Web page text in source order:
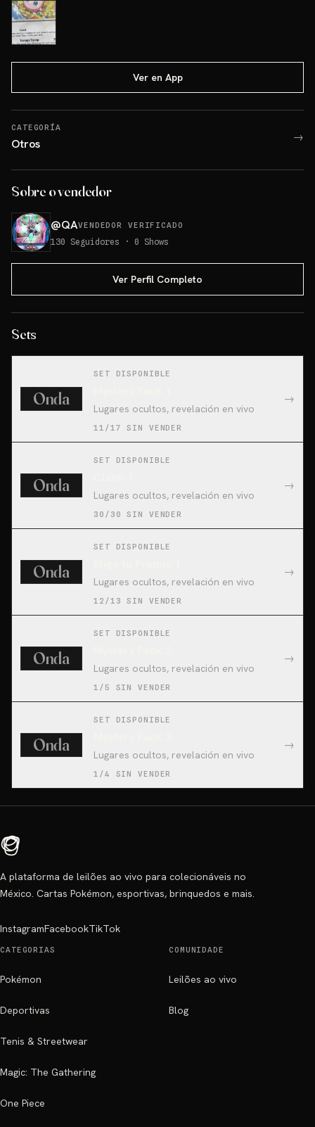
Ver en App
CATEGORÍA
Otros →
Sobre o vendedor
@QAVENDEDOR VERIFICADO
130 Seguidores · 0 Shows
Ver Perfil Completo
Sets
Onda
SET DISPONIBLE
Lugares ocultos, revelación en vivo
11/17 SIN VENDER
→
Onda
SET DISPONIBLE
Lugares ocultos, revelación en vivo
30/30 SIN VENDER
→
Onda
SET DISPONIBLE
Lugares ocultos, revelación en vivo
12/13 SIN VENDER
→
Onda
SET DISPONIBLE
Lugares ocultos, revelación en vivo
1/5 SIN VENDER
→
Onda
SET DISPONIBLE
Lugares ocultos, revelación en vivo
1/4 SIN VENDER
→
A plataforma de leilões ao vivo para colecionáveis no
México. Cartas Pokémon, esportivas, brinquedos e mais.
InstagramFacebookTikTok
CATEGORIAS
Pokémon
Deportivas
Tenis & Streetwear
Magic: The Gathering
One Piece
COMUNIDADE
Leilões ao vivo
Blog